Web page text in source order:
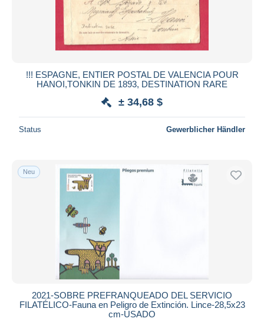
!!! ESPAGNE, ENTIER POSTAL DE VALENCIA POUR
HANOI,TONKIN DE 1893, DESTINATION RARE
± 34,68 $
Status Gewerblicher Händler
Neu
2021-SOBRE PREFRANQUEADO DEL SERVICIO
FILATÉLICO-Fauna en Peligro de Extinción. Lince-28,5x23
cm-USADO